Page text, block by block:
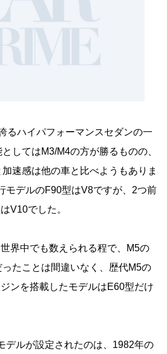
るハイパフォーマンスセダンの一
してはM3/M4の方が勝るものの、
速感は他の車と比べようもありま
モデルのF90型はV8ですが、2つ前
V10でした。
界中でも数えられる程で、M5の
たことは間違いなく、歴代M5の
ンを搭載したモデルはE60型だけ
デルが設定されたのは、1982年の